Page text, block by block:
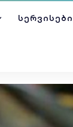
ᲡᲔᲠᲕᲘᲡᲔᲑᲘ